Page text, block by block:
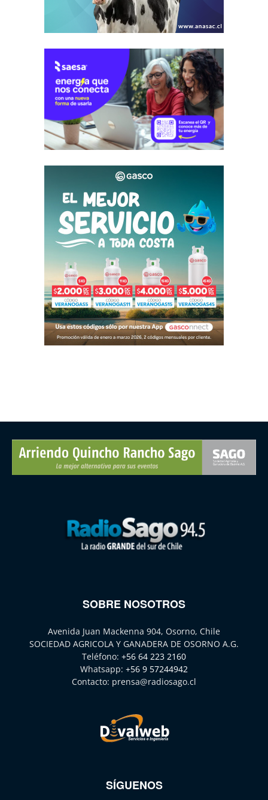
SOBRE NOSOTROS
Avenida Juan Mackenna 904, Osorno, Chile
SOCIEDAD AGRICOLA Y GANADERA DE OSORNO A.G.
Teléfono: +56 64 223 2160
Whatsapp: +56 9 57244942
Contacto: prensa@radiosago.cl
SÍGUENOS